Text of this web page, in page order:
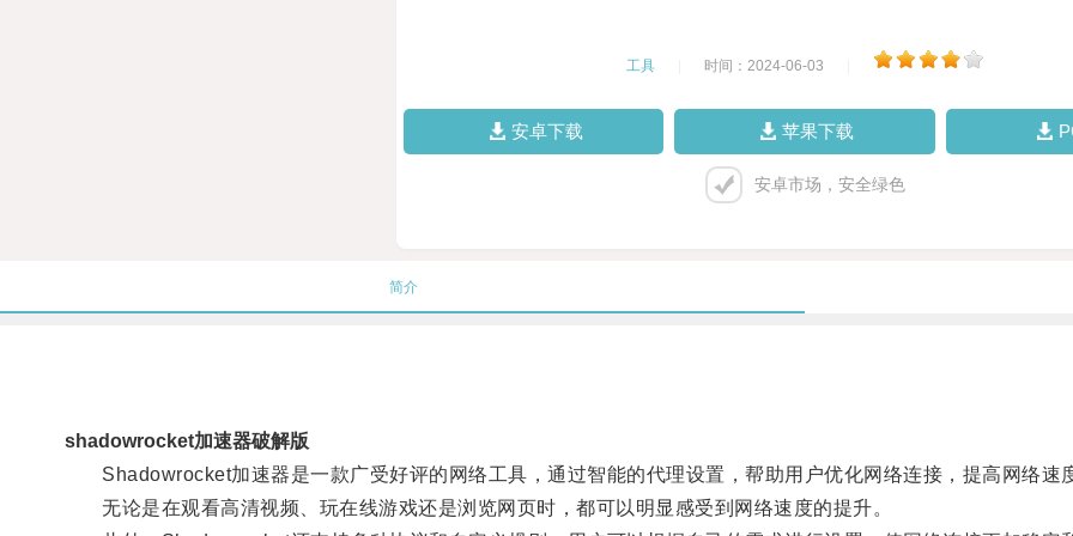
工具 时间：2024-06-03
安卓下载 苹果下载
安卓市场，安全绿色
简介
shadowrocket加速器破解版
Shadowrocket加速器是一款广受好评的网络工具，通过智能的代理设置，帮助用户优化网络连接，提高网络速
无论是在观看高清视频、玩在线游戏还是浏览网页时，都可以明显感受到网络速度的提升。